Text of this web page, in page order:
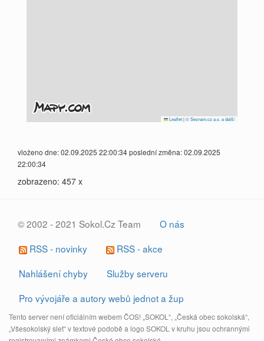
Leaflet|© Seznam.cz a.s. a další
vloženo dne: 02.09.2025 22:00:34 poslední změna: 02.09.2025
22:00:34
zobrazeno: 457 x
© 2002 - 2021 Sokol.Cz Team
O nás
RSS - novinky
RSS - akce
Nahlášení chyby
Služby serveru
Pro vývojáře a autory webů jednot a žup
Tento server není oficiálním webem ČOS! „SOKOL“, „Česká obec sokolská“,
„Všesokolský slet“ v textové podobě a logo SOKOL v kruhu jsou ochrannými